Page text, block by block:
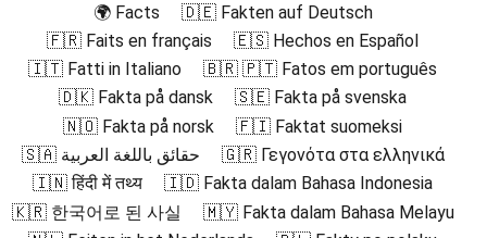
🌍 Facts
🇩🇪 Fakten auf Deutsch
🇫🇷 Faits en français
🇪🇸 Hechos en Español
🇮🇹 Fatti in Italiano
🇧🇷 🇵🇹 Fatos em português
🇩🇰 Fakta på dansk
🇸🇪 Fakta på svenska
🇳🇴 Fakta på norsk
🇫🇮 Faktat suomeksi
🇸🇦 حقائق باللغة العربية
🇬🇷 Γεγονότα στα ελληνικά
🇮🇳 हिंदी में तथ्य
🇮🇩 Fakta dalam Bahasa Indonesia
🇰🇷 한국어로 된 사실
🇲🇾 Fakta dalam Bahasa Melayu